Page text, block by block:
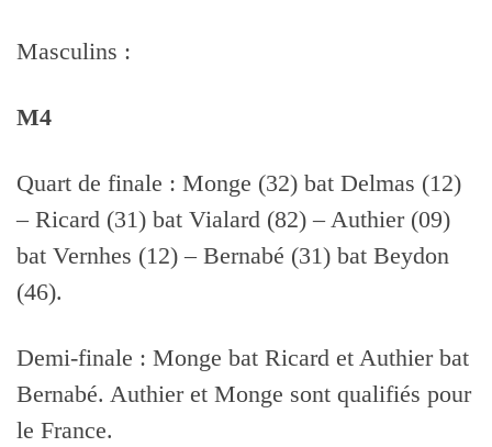
Masculins :
M4
Quart de finale : Monge (32) bat Delmas (12)
– Ricard (31) bat Vialard (82) – Authier (09)
bat Vernhes (12) – Bernabé (31) bat Beydon
(46).
Demi-finale : Monge bat Ricard et Authier bat
Bernabé. Authier et Monge sont qualifiés pour
le France.